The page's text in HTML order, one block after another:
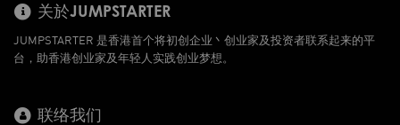
关於JUMPSTARTER
JUMPSTARTER 是香港首个将初创企业丶创业家及投资者联系起来的平
台，助香港创业家及年轻人实践创业梦想。
联络我们